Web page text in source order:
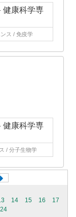
健康科学専
ス / 免疫学
健康科学専
/ 分子生物学
14 15 16
17
24